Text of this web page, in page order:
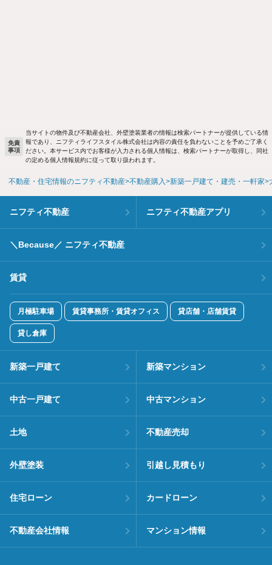
免責
事項
当サイトの物件及び不動産会社、外壁塗装業者の情報は検索パートナーが提供している情
報であり、ニフティライフスタイル株式会社は内容の責任を負わないことを予めご了承く
ださい。本サービス内でお客様が入力される個人情報は、検索パートナーが取得し、同社
の定める個人情報規約に従って取り扱われます。
不動産・住宅情報のニフティ不動産 不動産購入 新築一戸建て・建売・一軒家
ニフティ不動産 ニフティ不動産アプリ
＼Because／ ニフティ不動産
賃貸
月極駐車場 賃貸事務所・賃貸オフィス 貸店舗・店舗賃貸
貸し倉庫
新築一戸建て 新築マンション
中古一戸建て 中古マンション
土地 不動産売却
外壁塗装 引越し見積もり
住宅ローン カードローン
不動産会社情報 マンション情報